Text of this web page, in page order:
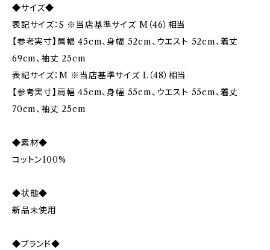
◆サイズ◆
表記サイズ：S ※当店基準サイズ M（46）相当
【参考実寸】肩幅 45cm、身幅 52cm、ウエスト 52cm、着丈
69cm、袖丈 25cm
表記サイズ：M ※当店基準サイズ L（48）相当
【参考実寸】肩幅 45cm、身幅 55cm、ウエスト 55cm、着丈
70cm、袖丈 25cm
◆素材◆
コットン100%
◆状態◆
新品未使用
◆ブランド◆